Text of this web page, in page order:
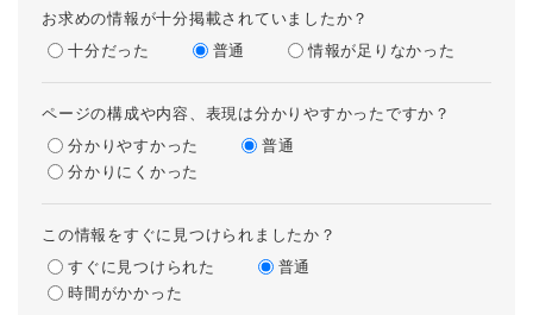
お求めの情報が十分掲載されていましたか？
十分だった
普通 情報が足りなかった
ページの構成や内容、表現は分かりやすかったですか？
分かりやすかった
普通
分かりにくかった
この情報をすぐに見つけられましたか？
すぐに見つけられた
普通
時間がかかった